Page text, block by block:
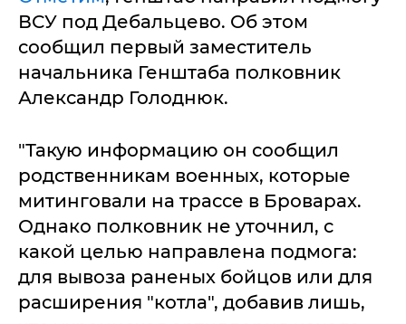
ВСУ под Дебальцево. Об этом
сообщил первый заместитель
начальника Генштаба полковник
Александр Голоднюк.
"Такую информацию он сообщил
родственникам военных, которые
митинговали на трассе в Броварах.
Однако полковник не уточнил, с
какой целью направлена подмога:
для вывоза раненых бойцов или для
расширения "котла", добавив лишь,